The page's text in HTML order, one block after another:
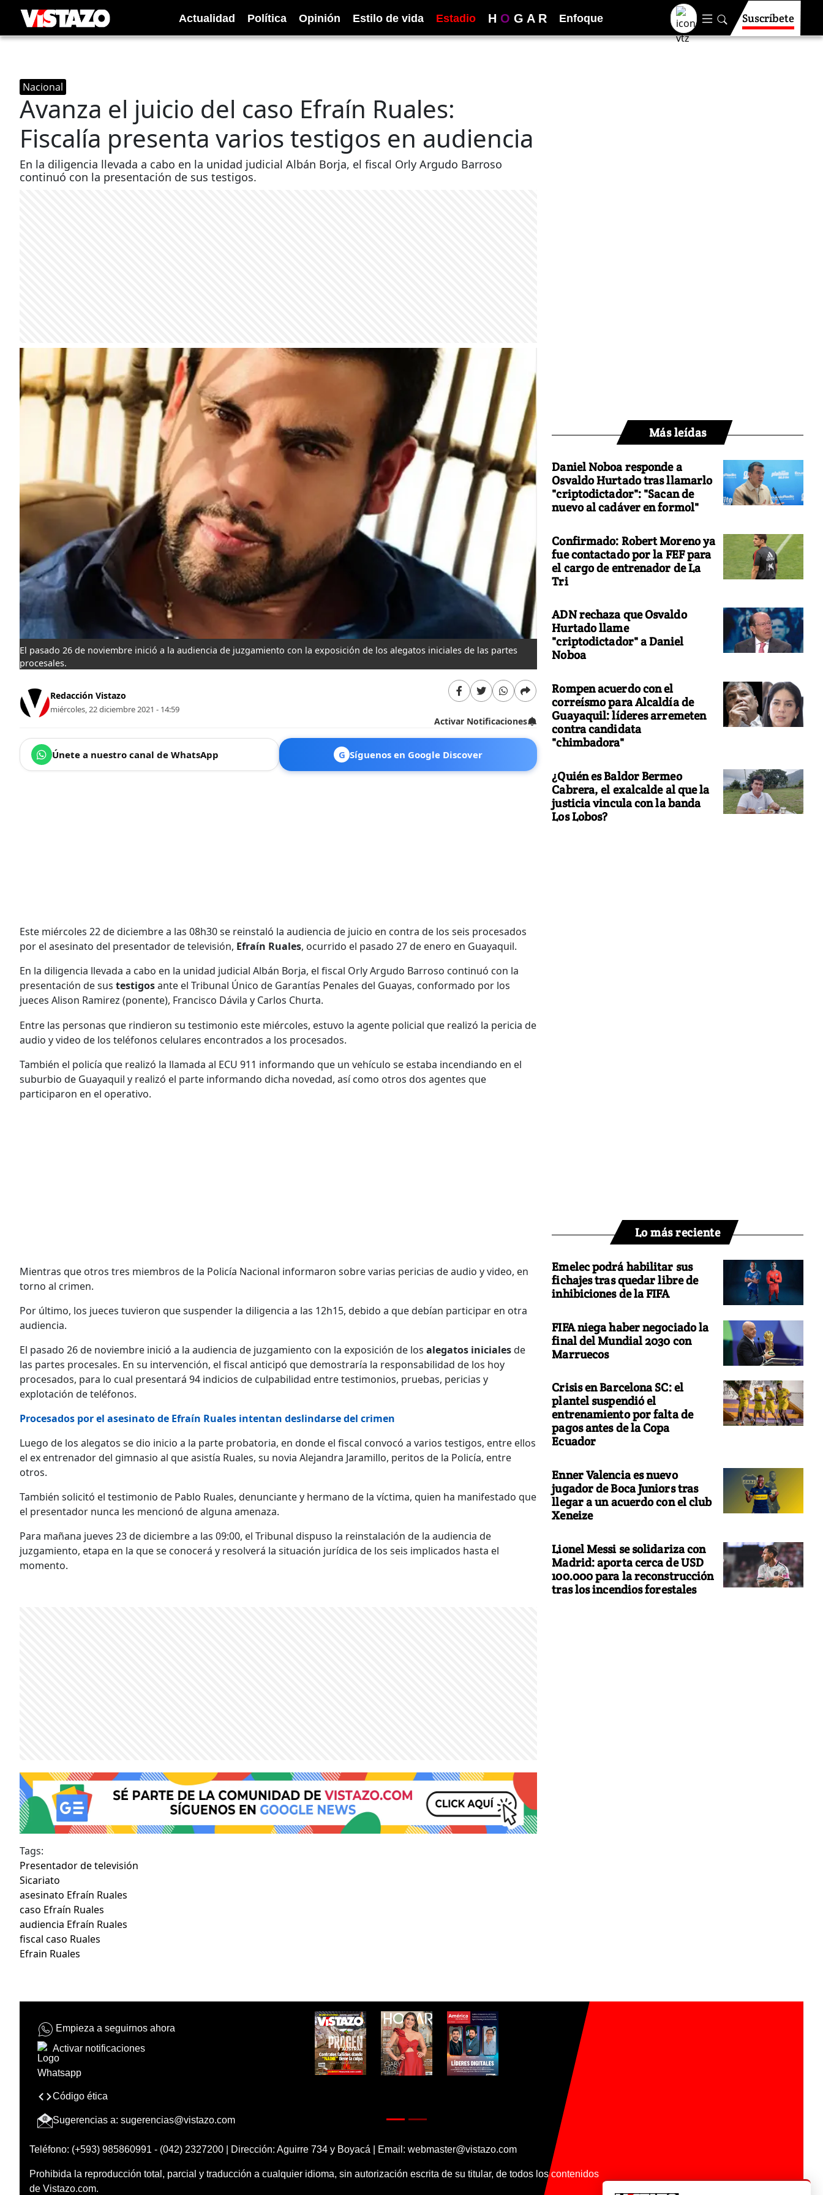
Actualidad Política Opinión Estilo de vida Estadio H O G A R Enfoque Suscríbete
Nacional
Avanza el juicio del caso Efraín Ruales:
Fiscalía presenta varios testigos en audiencia
En la diligencia llevada a cabo en la unidad judicial Albán Borja, el fiscal Orly Argudo Barroso
continuó con la presentación de sus testigos.
El pasado 26 de noviembre inició a la audiencia de juzgamiento con la exposición de los alegatos iniciales de las partes
procesales.
Redacción Vistazo
miércoles, 22 diciembre 2021 - 14:59
Activar Notificaciones
Únete a nuestro canal de WhatsApp G Síguenos en Google Discover
Este miércoles 22 de diciembre a las 08h30 se reinstaló la audiencia de juicio en contra de los seis procesados
por el asesinato del presentador de televisión, Efraín Ruales, ocurrido el pasado 27 de enero en Guayaquil.
En la diligencia llevada a cabo en la unidad judicial Albán Borja, el fiscal Orly Argudo Barroso continuó con la
presentación de sus testigosante el Tribunal Único de Garantías Penales del Guayas, conformado por los
jueces Alison Ramirez (ponente), Francisco Dávila y Carlos Churta.
Entre las personas que rindieron su testimonio este miércoles, estuvo la agente policial que realizó la pericia de
audio y video de los teléfonos celulares encontrados a los procesados.
También el policía que realizó la llamada al ECU 911 informando que un vehículo se estaba incendiando en el
suburbio de Guayaquil y realizó el parte informando dicha novedad, así como otros dos agentes que
participaron en el operativo.
Mientras que otros tres miembros de la Policía Nacional informaron sobre varias pericias de audio y video, en
torno al crimen.
Por último, los jueces tuvieron que suspender la diligencia a las 12h15, debido a que debían participar en otra
audiencia.
El pasado 26 de noviembre inició a la audiencia de juzgamiento con la exposición de los alegatos inicialesde
las partes procesales. En su intervención, el fiscal anticipó que demostraría la responsabilidad de los hoy
procesados, para lo cual presentará 94 indicios de culpabilidad entre testimonios, pruebas, pericias y
explotación de teléfonos.
Procesados por el asesinato de Efraín Ruales intentan deslindarse del crimen
Luego de los alegatos se dio inicio a la parte probatoria, en donde el fiscal convocó a varios testigos, entre ellos
el ex entrenador del gimnasio al que asistía Ruales, su novia Alejandra Jaramillo, peritos de la Policía, entre
otros.
También solicitó el testimonio de Pablo Ruales, denunciante y hermano de la víctima, quien ha manifestado que
el presentador nunca les mencionó de alguna amenaza.
Para mañana jueves 23 de diciembre a las 09:00, el Tribunal dispuso la reinstalación de la audiencia de
juzgamiento, etapa en la que se conocerá y resolverá la situación jurídica de los seis implicados hasta el
momento.
Tags:
Presentador de televisión
Sicariato
asesinato Efraín Ruales
caso Efraín Ruales
audiencia Efraín Ruales
fiscal caso Ruales
Efrain Ruales
Más leídas
Daniel Noboa responde a
Osvaldo Hurtado tras llamarlo
"criptodictador": "Sacan de
nuevo al cadáver en formol"
Confirmado: Robert Moreno ya
fue contactado por la FEF para
el cargo de entrenador de La
Tri
ADN rechaza que Osvaldo
Hurtado llame
"criptodictador" a Daniel
Noboa
Rompen acuerdo con el
correísmo para Alcaldía de
Guayaquil: líderes arremeten
contra candidata
"chimbadora"
¿Quién es Baldor Bermeo
Cabrera, el exalcalde al que la
justicia vincula con la banda
Los Lobos?
Lo más reciente
Emelec podrá habilitar sus
fichajes tras quedar libre de
inhibiciones de la FIFA
FIFA niega haber negociado la
final del Mundial 2030 con
Marruecos
Crisis en Barcelona SC: el
plantel suspendió el
entrenamiento por falta de
pagos antes de la Copa
Ecuador
Enner Valencia es nuevo
jugador de Boca Juniors tras
llegar a un acuerdo con el club
Xeneize
Lionel Messi se solidariza con
Madrid: aporta cerca de USD
100.000 para la reconstrucción
tras los incendios forestales
Empieza a seguirnos ahora
Activar notificaciones
Código ética
Sugerencias a: sugerencias@vistazo.com
Teléfono: (+593) 985860991 - (042) 2327200 | Dirección: Aguirre 734 y Boyacá | Email: webmaster@vistazo.com
Prohibida la reproducción total, parcial y traducción a cualquier idioma, sin autorización escrita de su titular, de todos los contenidos
de Vistazo.com.